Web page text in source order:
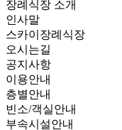
장례식장 소개
인사말
스카이장례식장
오시는길
공지사항
이용안내
층별안내
빈소/객실안내
부속시설안내